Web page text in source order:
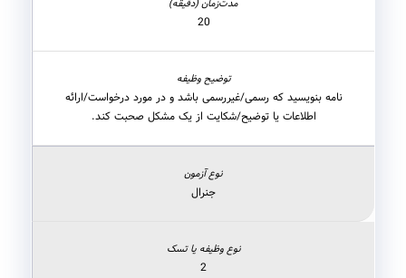
20
نامه بنویسید که رسمی/غیررسمی باشد و در مورد درخواست/ارائه
اطلاعات یا توضیح/شکایت از یک مشکل صحبت کند.
جنرال
2